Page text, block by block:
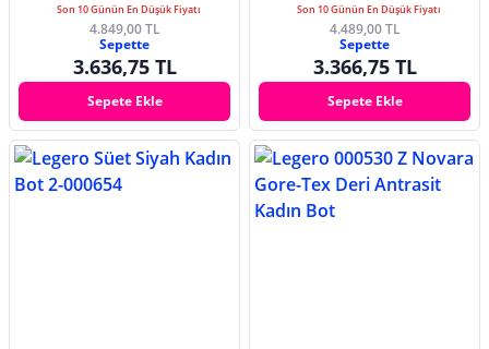
Son 10 Günün En Düşük Fiyatı
4.849,00 TL
Sepette
3.636,75 TL
Sepete Ekle
Son 10 Günün En Düşük Fiyatı
4.489,00 TL
Sepette
3.366,75 TL
Sepete Ekle